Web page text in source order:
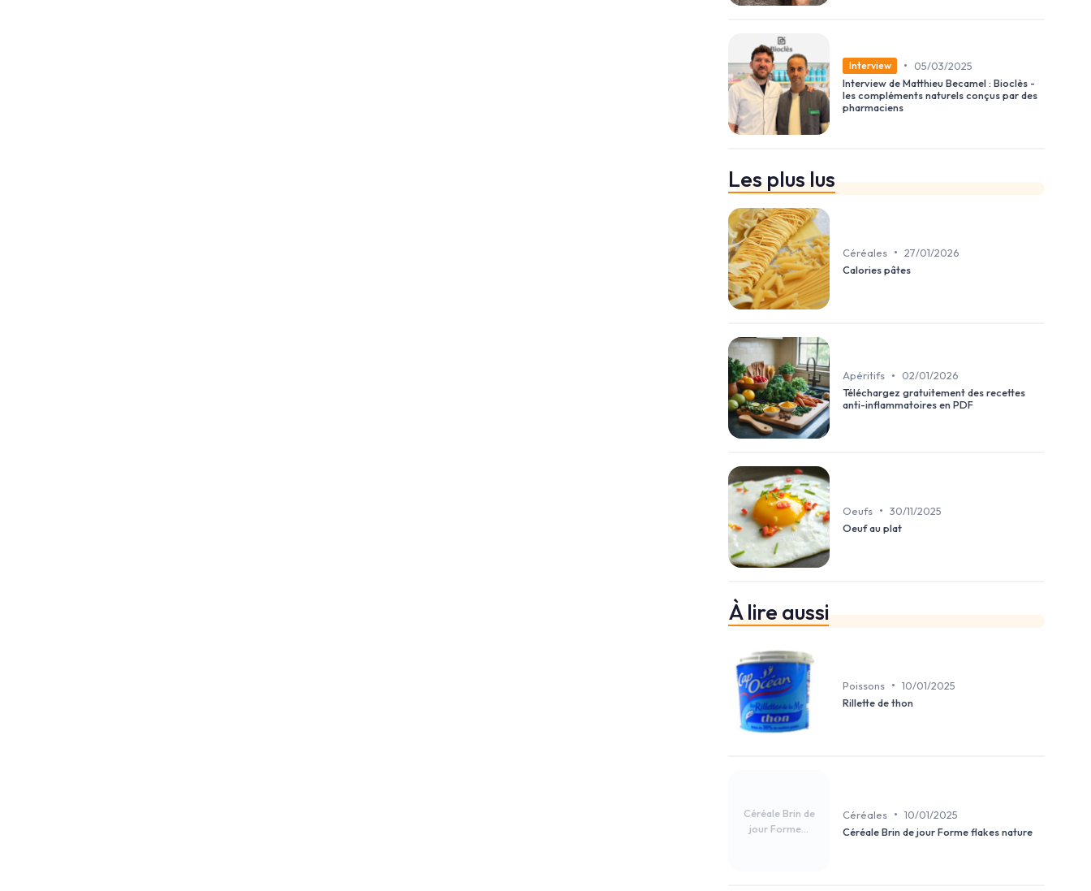
Interview •
05/03/2025
Interview de Matthieu Becamel : Bioclès -
les compléments naturels conçus par des
pharmaciens
Les plus lus
Céréales • 27/01/2026
Calories pâtes
Apéritifs •
02/01/2026
Téléchargez gratuitement des recettes
anti-inflammatoires en PDF
Oeufs • 30/11/2025
Oeuf au plat
À lire aussi
Poissons • 10/01/2025
Rillette de thon
Céréale Brin de
jour Forme...
Céréales • 10/01/2025
Céréale Brin de jour Forme flakes nature